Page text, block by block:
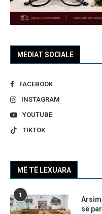
MEDIAT SOCIALE
FACEBOOK
INSTAGRAM
YOUTUBE
TIKTOK
MË TË LEXUARA
1
së